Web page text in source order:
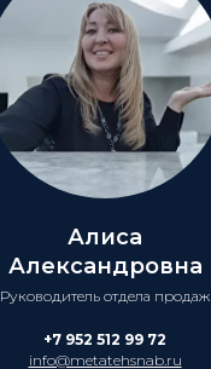
Алиса
Александровна
Руководитель отдела продаж
+7 952 512 99 72
info@metatehsnab.ru